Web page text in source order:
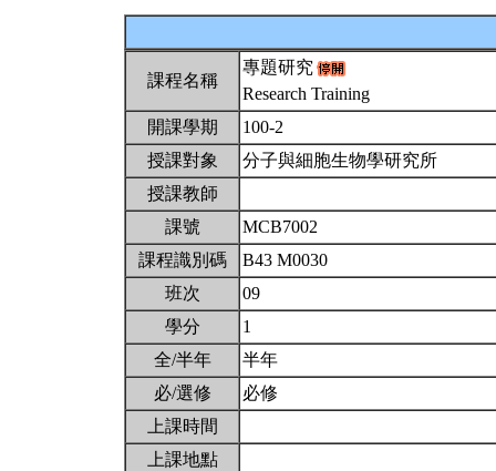
課程名稱
專題研究
Research Training
開課學期
100-2
授課對象
分子與細胞生物學研究所
授課教師
課號
MCB7002
課程識別碼
B43 M0030
班次
09
學分
1
全/半年
半年
必/選修
必修
上課時間
上課地點